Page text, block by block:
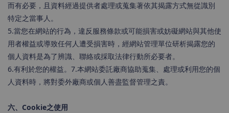
而有必要，且資料經過提供者處理或蒐集著依其揭露方式無從識別
特定之當事人。
5.當您在網站的行為，違反服務條款或可能損害或妨礙網站與其他使
用者權益或導致任何人遭受損害時，經網站管理單位研析揭露您的
個人資料是為了辨識、聯絡或採取法律行動所必要者。
6.有利於您的權益。7.本網站委託廠商協助蒐集、處理或利用您的個
人資料時，將對委外廠商或個人善盡監督管理之責。
六、Cookie之使用